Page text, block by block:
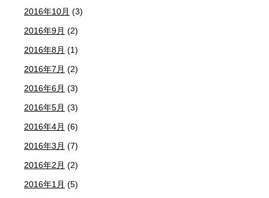
2016年10月 (3)
2016年9月 (2)
2016年8月 (1)
2016年7月 (2)
2016年6月 (3)
2016年5月 (3)
2016年4月 (6)
2016年3月 (7)
2016年2月 (2)
2016年1月 (5)